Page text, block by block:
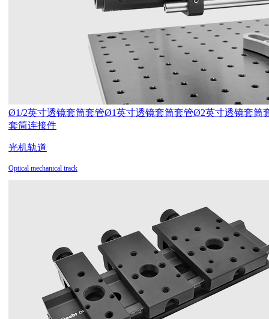
Ø1/2英寸透镜套筒套管Ø1英寸透镜套筒套管Ø2英寸透镜套筒
套筒连接件
光机轨道
Optical mechanical track